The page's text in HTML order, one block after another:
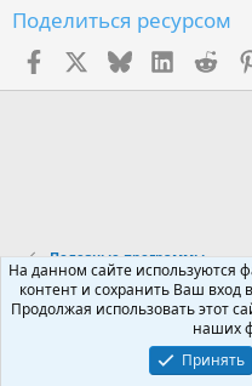
Поделиться ресурсом
FacebookX (Twitter)
BlueskyLinkedIn
Полезные программы
Russian (RU)
Условия и
Политика
На данном сайте используются
контент и сохранить Ваш вход
Продолжая использовать этот
наших
Принять